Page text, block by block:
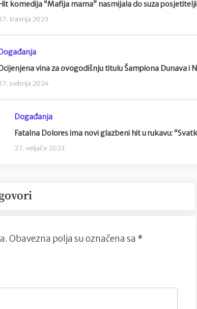
komedija “Mafija mama” nasmijala do suza
travnja 2023
vina za ovogodišnju titulu Šampiona Dunava i
svibnja 2024
Događanja
Fatalna Dolores ima novi glazbeni hit u rukavu:
27. veljače 2023
Obavezna polja su označena sa *